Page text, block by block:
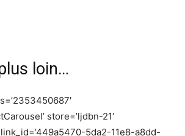
loin…
store=’ljdbn-21′
link_id=’449a5470-5da2-11e8-a8dd-